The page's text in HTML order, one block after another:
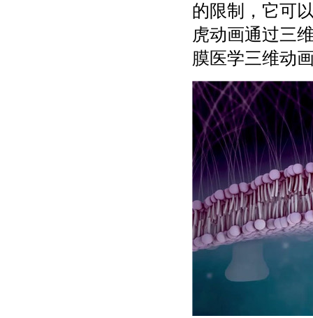
的限制，它可
虎动画通过三
膜医学三维动